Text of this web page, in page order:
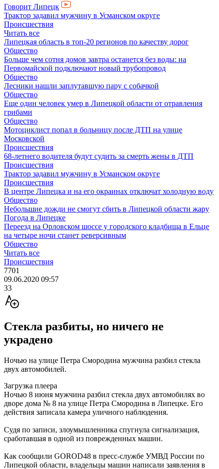
Говорит Липецк
Трактор задавил мужчину в Усманском округе
Происшествия
Читать все
Липецкая область в топ-20 регионов по качеству дорог
Общество
Больше чем сотня домов завтра останется без воды: на
Первомайской подключают новый трубопровод
Общество
Лесники нашли заплутавшую пару с собачкой
Общество
Еще один человек умер в Липецкой области от отравления
грибами
Общество
Мотоциклист попал в больницу после ДТП на улице
Московской
Происшествия
68-летнего водителя будут судить за смерть жены в ДТП
Происшествия
Трактор задавил мужчину в Усманском округе
Происшествия
В центре Липецка и на его окраинах отключат холодную воду
Общество
Небольшие дожди не смогут сбить в Липецкой области жару
Погода в Липецке
Переезд на Орловском шоссе у городского кладбища в Ельце
на четыре ночи станет реверсивным
Общество
Читать все
Происшествия
7701
09.06.2020 09:57
33
Стекла разбиты, но ничего не
украдено
Ночью на улице Петра Смородина мужчина разбил стекла
двух автомобилей.
Загрузка плеера
Ночью 8 июня мужчина разбил стекла двух автомобилях во
дворе дома № 8 на улице Петра Смородина в Липецке. Его
действия записала камера уличного наблюдения.
Судя по записи, злоумышленника спугнула сигнализация,
сработавшая в одной из поврежденных машин.
Как сообщили GOROD48 в пресс-службе УМВД России по
Липецкой области, владельцы машин написали заявления в